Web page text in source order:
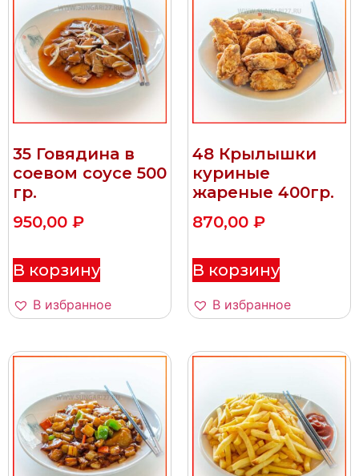
35 Говядина в
соевом соусе 500
гр.
950,00 ₽
В корзину
В избранное
48 Крылышки
куриные
жареные 400гр.
870,00 ₽
В корзину
В избранное